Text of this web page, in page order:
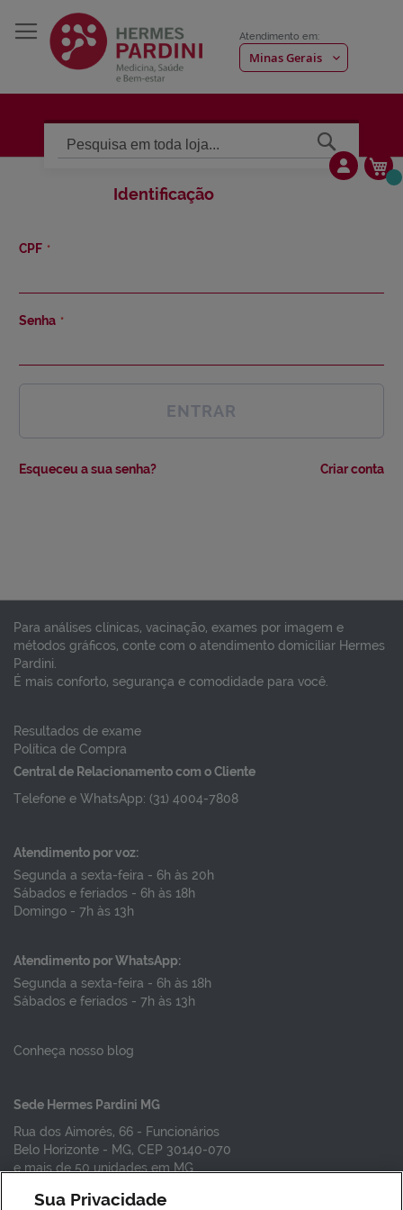
Atendimento em:
Pesquisa
Identificação
CPF
Senha
ENTRAR
Esqueceu a sua senha? Criar conta
Para análises clínicas, vacinação, exames por imagem e
métodos gráficos, conte com o atendimento domiciliar Hermes
Pardini.
É mais conforto, segurança e comodidade para você.
Resultados de exame
Política de Compra
Central de Relacionamento com o Cliente
Telefone e WhatsApp: (31) 4004-7808
Atendimento por voz:
Segunda a sexta-feira - 6h às 20h
Sábados e feriados - 6h às 18h
Domingo - 7h às 13h
Atendimento por WhatsApp:
Segunda a sexta-feira - 6h às 18h
Sábados e feriados - 7h às 13h
Conheça nosso blog
Sede Hermes Pardini MG
Rua dos Aimorés, 66 - Funcionários
Belo Horizonte - MG, CEP 30140-070
e mais de 50 unidades em MG
Sua Privacidade